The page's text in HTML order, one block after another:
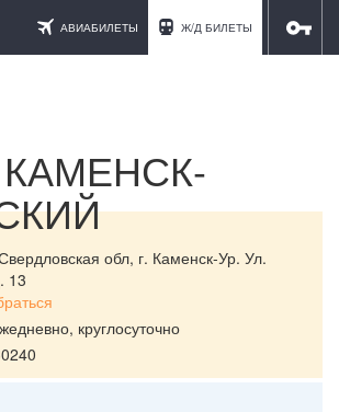
АВИАБИЛЕТЫ Ж/Д БИЛЕТЫ ОТЕЛИ
КАМЕНСК-
обл, г. Каменск-Ур. Ул.
13
круглосуточно